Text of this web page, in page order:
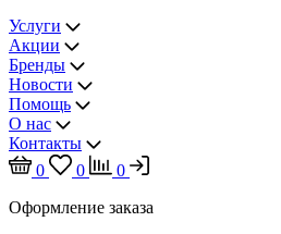
Услуги
Акции
Бренды
Новости
Помощь
О нас
Контакты
0
0
0
Оформление заказа